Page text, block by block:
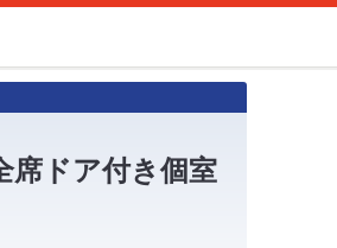
ドア付き個室